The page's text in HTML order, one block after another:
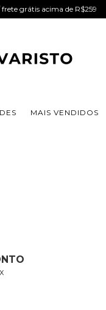
grátis acima de R$259
MAIS VENDIDOS